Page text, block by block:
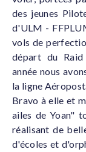
des jeunes
d'ULM -
vols de
départ du Raid
année nous
la ligne
Bravo à elle et
ailes de Yoan"
réalisant de
d'écoles et